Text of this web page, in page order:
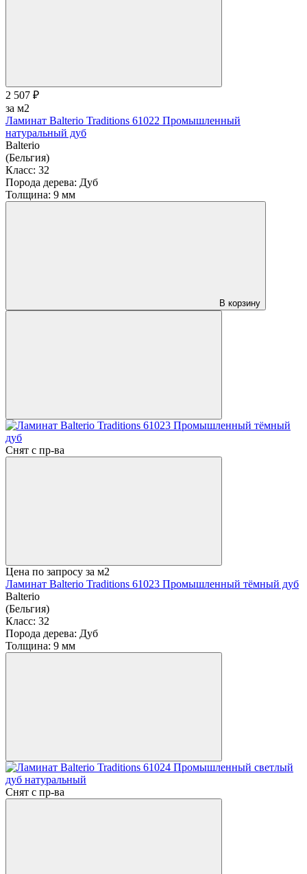
2 507 ₽
за м2
Ламинат Balterio Traditions 61022 Промышленный
натуральный дуб
Balterio
(Бельгия)
Класс: 32
Порода дерева: Дуб
Толщина: 9 мм
В корзину
Снят с пр-ва
Цена по запросу за м2
Ламинат Balterio Traditions 61023 Промышленный тёмный дуб
Balterio
(Бельгия)
Класс: 32
Порода дерева: Дуб
Толщина: 9 мм
Снят с пр-ва